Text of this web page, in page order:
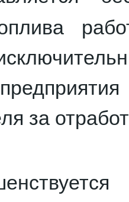
за